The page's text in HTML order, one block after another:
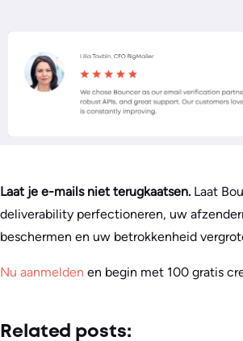
Laat je e-mails niet terugkaatsen. Laat
deliverability perfectioneren, uw
beschermen en uw betrokkenheid
Nu aanmelden en begin met 100 gratis
Related posts: